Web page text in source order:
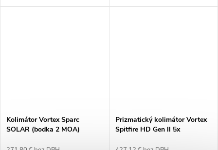
armádách rozvinutých zemí.
najpoužívanejších kolimátorov a
Kolimátor Vortex Sparc
SOLAR (bodka 2 MOA)
Prizmatický kolimátor Vortex
Spitfire HD Gen ll 5x